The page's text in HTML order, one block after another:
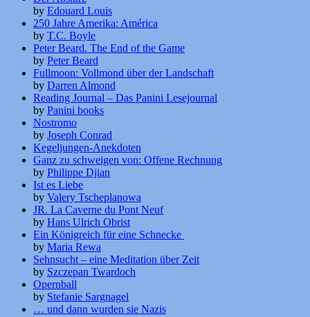
by Edouard Louis
250 Jahre Amerika: América
by T.C. Boyle
Peter Beard. The End of the Game
by Peter Beard
Fullmoon: Vollmond über der Landschaft
by Darren Almond
Reading Journal – Das Panini Lesejournal
by Panini books
Nostromo
by Joseph Conrad
Kegeljungen-Anekdoten
Ganz zu schweigen von: Offene Rechnung
by Philippe Djian
Ist es Liebe
by Valery Tscheplanowa
JR. La Caverne du Pont Neuf
by Hans Ulrich Obrist
Ein Königreich für eine Schnecke
by Maria Rewa
Sehnsucht – eine Meditation über Zeit
by Szczepan Twardoch
Opernball
by Stefanie Sargnagel
… und dann wurden sie Nazis